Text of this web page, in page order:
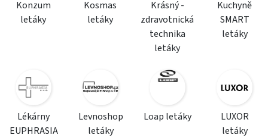
Konzum
letáky
Kosmas
letáky
Krásný -
zdravotnická
technika
letáky
Kuchyně
SMART
letáky
Lékárny
EUPHRASIA
Levnoshop
letáky
Loap letáky
LUXOR
letáky